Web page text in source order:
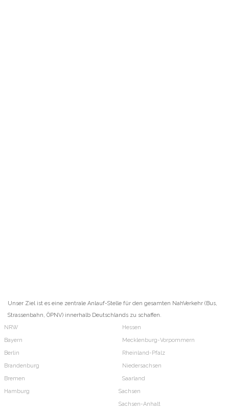
Unser Ziel ist es eine zentrale Anlauf-Stelle für den gesamten NahVerkehr (Bus,
Strassenbahn, ÖPNV) innerhalb Deutschlands zu schaffen.
NRW
Bayern
Berlin
Brandenburg
Bremen
Hamburg
Hessen
Mecklenburg-Vorpommern
Rheinland-Pfalz
Niedersachsen
Saarland
Sachsen
Sachsen-Anhalt